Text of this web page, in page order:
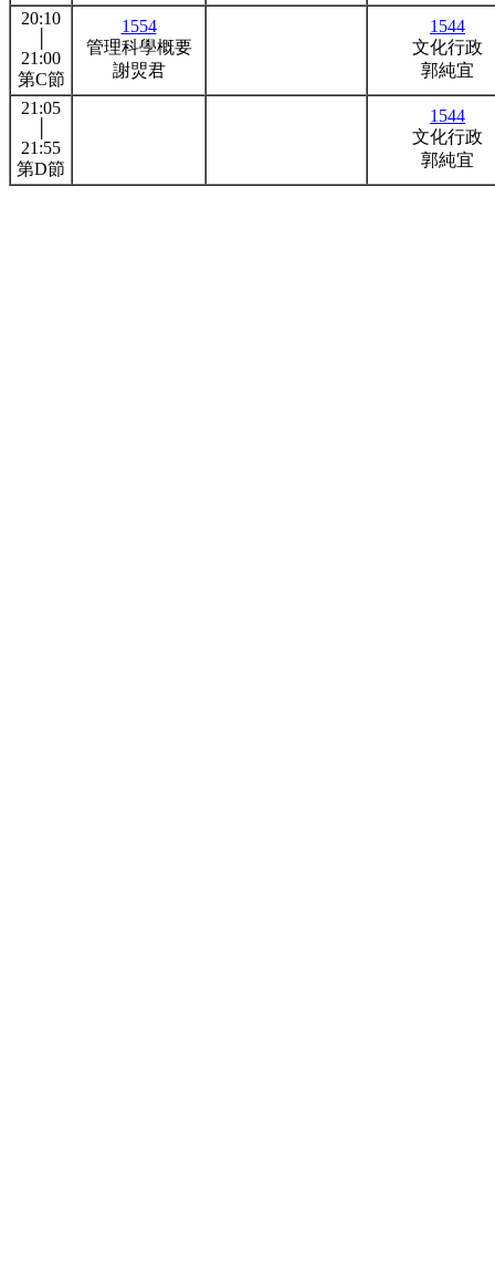
20:10
21:00
第C節
1554
管理科學概要
謝焸君
1544
文化行政
郭純宜
21:05
21:55
第D節
1544
文化行政
郭純宜